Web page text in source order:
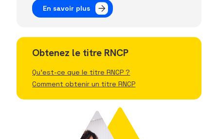
En savoir plus
Obtenez le titre RNCP
Qu'est-ce que le titre RNCP ?
Comment obtenir un titre RNCP